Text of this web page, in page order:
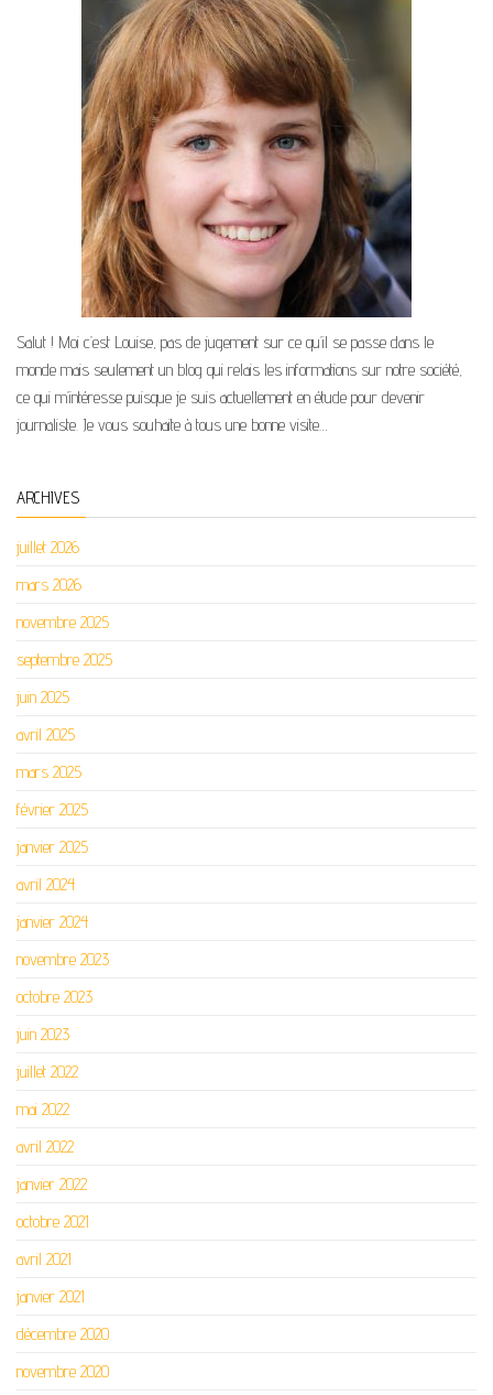
Salut ! Moi c’est Louise, pas de jugement sur ce qu’il se passe dans le
monde mais seulement un blog qui relais les informations sur notre société,
ce qui m’intéresse puisque je suis actuellement en étude pour devenir
journaliste. Je vous souhaite à tous une bonne visite…
ARCHIVES
juillet 2026
mars 2026
novembre 2025
septembre 2025
juin 2025
avril 2025
mars 2025
février 2025
janvier 2025
avril 2024
janvier 2024
novembre 2023
octobre 2023
juin 2023
juillet 2022
mai 2022
avril 2022
janvier 2022
octobre 2021
avril 2021
janvier 2021
décembre 2020
novembre 2020